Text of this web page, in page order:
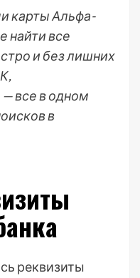
карты Альфа-
найти все
и без лишних
все в одном
в
реквизиты